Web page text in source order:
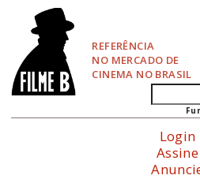
REFERÊNCIA
NO MERCADO DE
CINEMA NO BRASIL
Login
Assine